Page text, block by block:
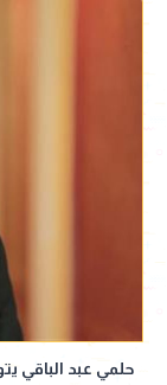
حلمي عبد